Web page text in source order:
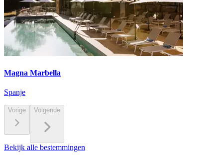
Magna Marbella
Spanje
Vorige Volgende
Bekijk alle bestemmingen